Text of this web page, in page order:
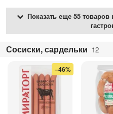
Показать еще 55 товаров
Сосиски, сардельки 12
–46%